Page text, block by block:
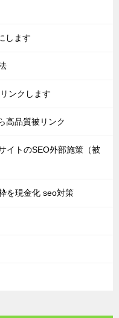
します
ンクします
高品質被リンク
イトのSEO外部施策（被
を現金化 seo対策